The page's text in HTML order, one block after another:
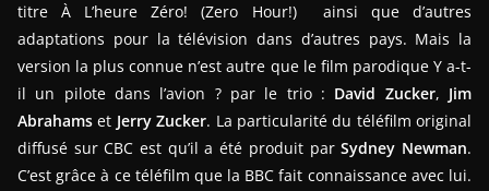
titre À L’heure Zéro! (Zero Hour!) ainsi que d’autres
adaptations pour la télévision dans d’autres pays. Mais la
version la plus connue n’est autre que le film parodique Y a-t-
il un pilote dans l’avion ? par le trio : David Zucker, Jim
Abrahams et Jerry Zucker. La particularité du téléfilm original
diffusé sur CBC est qu’il a été produit parSydney Newman.
C’est grâce à ce téléfilm que la BBC fait connaissance avec lui.